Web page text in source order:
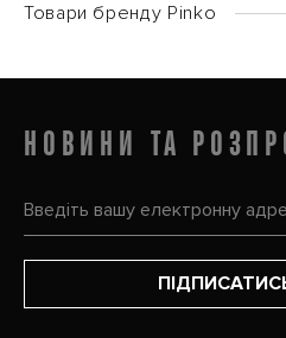
Товари бренду Pinko
НОВИНИ ТА